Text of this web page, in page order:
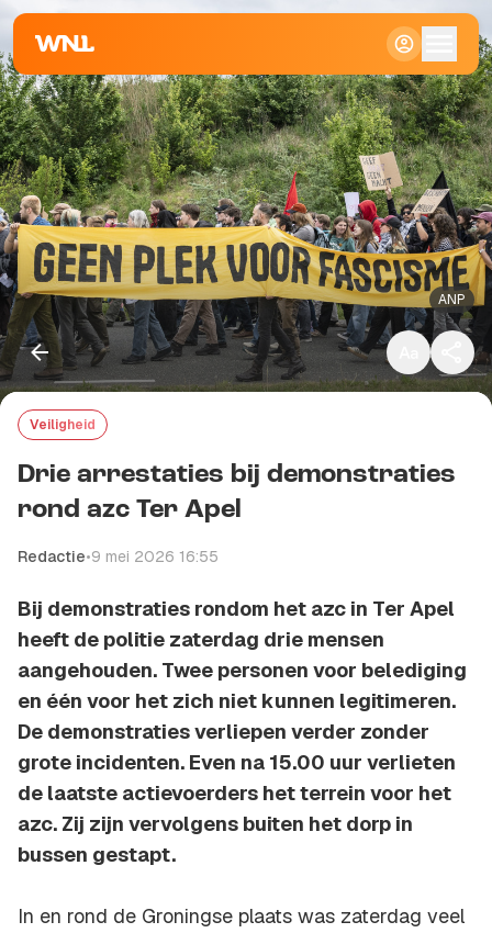
ANP
Klein
Standaard
Groot
Veiligheid
Drie arrestaties bij demonstraties
rond azc Ter Apel
Redactie•9 mei 2026 16:55
Bij demonstraties rondom het azc in Ter Apel
heeft de politie zaterdag drie mensen
aangehouden. Twee personen voor belediging
en één voor het zich niet kunnen legitimeren.
De demonstraties verliepen verder zonder
grote incidenten. Even na 15.00 uur verlieten
de laatste actievoerders het terrein voor het
azc. Zij zijn vervolgens buiten het dorp in
bussen gestapt.
In en rond de Groningse plaats was zaterdag veel